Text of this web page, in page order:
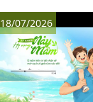
18/07/2026